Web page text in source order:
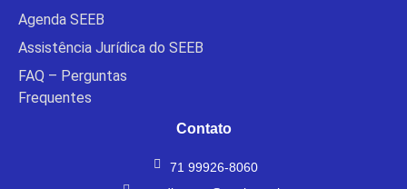
Agenda SEEB
Assistência Jurídica do SEEB
FAQ – Perguntas
Frequentes
Contato
71 99926-8060